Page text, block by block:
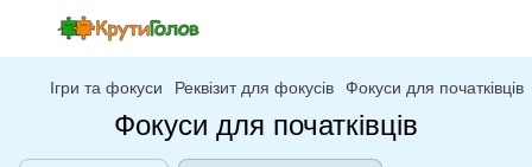
Ігри та фокуси Реквізит для фокусів Фокуси для початківців
Фокуси для початківців